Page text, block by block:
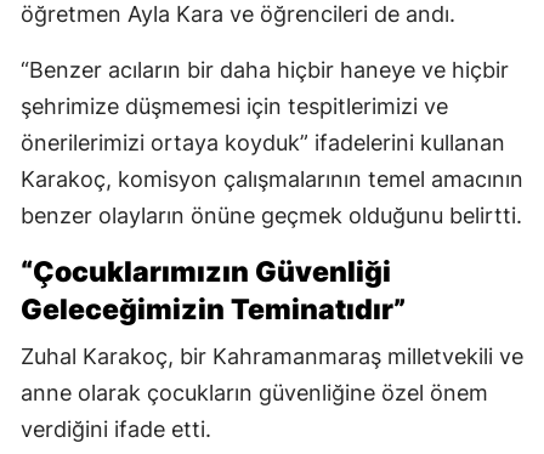
öğretmen Ayla Kara ve öğrencileri de andı.
“Benzer acıların bir daha hiçbir haneye ve hiçbir
şehrimize düşmemesi için tespitlerimizi ve
önerilerimizi ortaya koyduk” ifadelerini kullanan
Karakoç, komisyon çalışmalarının temel amacının
benzer olayların önüne geçmek olduğunu belirtti.
“Çocuklarımızın Güvenliği
Geleceğimizin Teminatıdır”
Zuhal Karakoç, bir Kahramanmaraş milletvekili ve
anne olarak çocukların güvenliğine özel önem
verdiğini ifade etti.